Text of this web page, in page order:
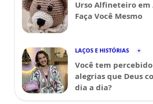
Urso Alfineteiro
Faça Você Mesmo
LAÇOS E HISTÓRIAS
Você tem
alegrias que Deus
dia a dia?